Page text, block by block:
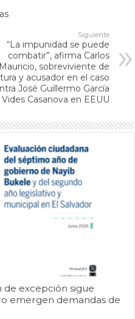
Siguiente
“La impunidad se puede
combatir”, afirma Carlos
Mauricio, sobreviviente de
y acusador en el caso
José Guillermo García
Casanova en EEUU
de excepción sigue
emergen demandas de